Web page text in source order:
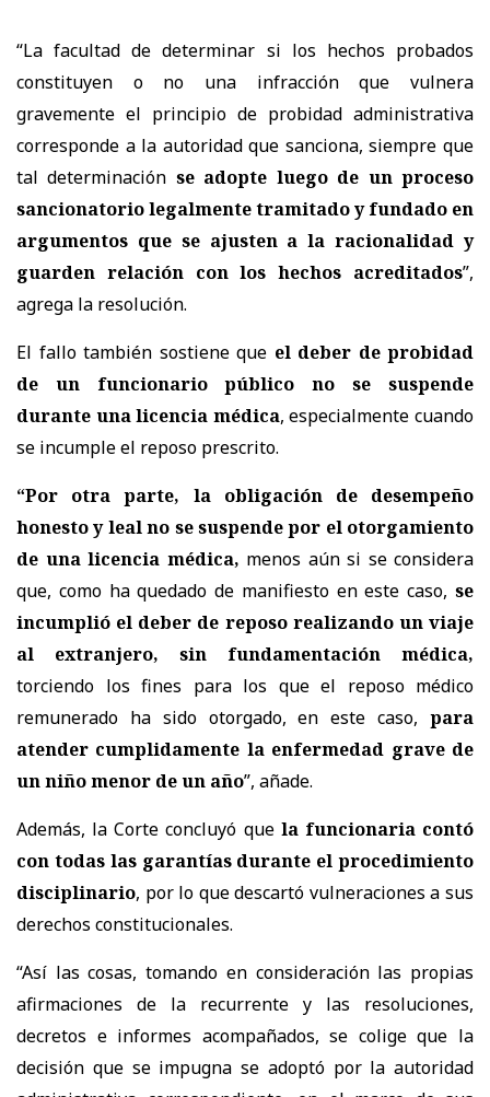
“La facultad de determinar si los hechos probados
constituyen o no una infracción que vulnera
gravemente el principio de probidad administrativa
corresponde a la autoridad que sanciona, siempre que
tal determinación se adopte luego de un proceso
sancionatorio legalmente tramitado y fundado en
argumentos que se ajusten a la racionalidad y
guarden relación con los hechos acreditados”,
agrega la resolución.
El fallo también sostiene que el deber de probidad
de un funcionario público no se suspende
durante una licencia médica, especialmente cuando
se incumple el reposo prescrito.
“Por otra parte, la obligación de desempeño
honesto y leal no se suspende por el otorgamiento
de una licencia médica, menos aún si se considera
que, como ha quedado de manifiesto en este caso, se
incumplió el deber de reposo realizando un viaje
al extranjero, sin fundamentación médica,
torciendo los fines para los que el reposo médico
remunerado ha sido otorgado, en este caso, para
atender cumplidamente la enfermedad grave de
un niño menor de un año”, añade.
Además, la Corte concluyó que la funcionaria contó
con todas las garantías durante el procedimiento
disciplinario, por lo que descartó vulneraciones a sus
derechos constitucionales.
“Así las cosas, tomando en consideración las propias
afirmaciones de la recurrente y las resoluciones,
decretos e informes acompañados, se colige que la
decisión que se impugna se adoptó por la autoridad